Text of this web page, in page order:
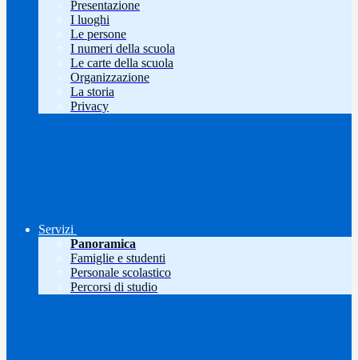
Presentazione
I luoghi
Le persone
I numeri della scuola
Le carte della scuola
Organizzazione
La storia
Privacy
Servizi
Panoramica
Famiglie e studenti
Personale scolastico
Percorsi di studio